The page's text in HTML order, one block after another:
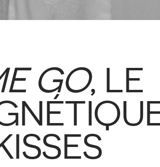
GO, LE